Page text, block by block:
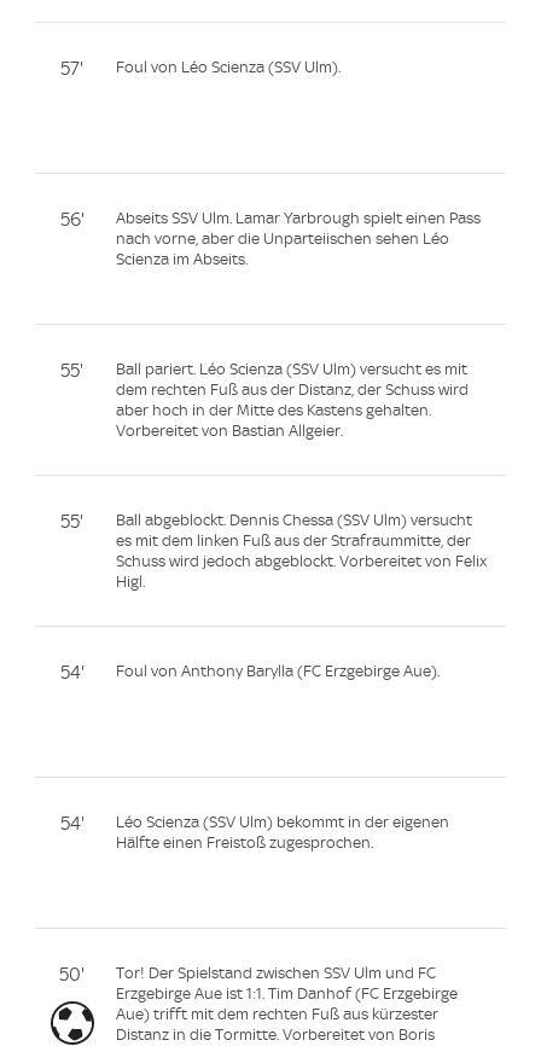
57' Foul von Léo Scienza (SSV Ulm).
56'
Abseits SSV Ulm. Lamar Yarbrough spielt einen Pass
nach vorne, aber die Unparteiischen sehen Léo
Scienza im Abseits.
55'
Ball pariert. Léo Scienza (SSV Ulm) versucht es mit
dem rechten Fuß aus der Distanz, der Schuss wird
aber hoch in der Mitte des Kastens gehalten.
Vorbereitet von Bastian Allgeier.
55'
Ball abgeblockt. Dennis Chessa (SSV Ulm) versucht
es mit dem linken Fuß aus der Strafraummitte, der
Schuss wird jedoch abgeblockt. Vorbereitet von Felix
Higl.
54' Foul von Anthony Barylla (FC Erzgebirge Aue).
54'
Léo Scienza (SSV Ulm) bekommt in der eigenen
Hälfte einen Freistoß zugesprochen.
50'
Tor! Der Spielstand zwischen SSV Ulm und FC
Erzgebirge Aue ist 1:1. Tim Danhof (FC Erzgebirge
Aue) trifft mit dem rechten Fuß aus kürzester
Distanz in die Tormitte. Vorbereitet von Boris